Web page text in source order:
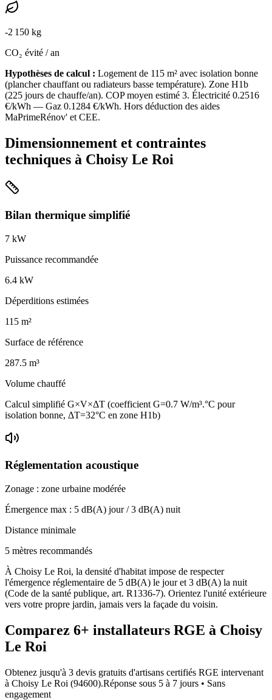
-2 150 kg
CO₂ évité / an
Hypothèses de calcul : Logement de 115 m² avec isolation bonne
(plancher chauffant ou radiateurs basse température). Zone H1b
(225 jours de chauffe/an). COP moyen estimé 3. Électricité 0.2516
€/kWh — Gaz 0.1284 €/kWh. Hors déduction des aides
MaPrimeRénov' et CEE.
Dimensionnement et contraintes
techniques à Choisy Le Roi
Bilan thermique simplifié
7 kW
Puissance recommandée
6.4 kW
Déperditions estimées
115 m²
Surface de référence
287.5 m³
Volume chauffé
Calcul simplifié G×V×ΔT (coefficient G=0.7 W/m³.°C pour
isolation bonne, ΔT=32°C en zone H1b)
Réglementation acoustique
Zonage : zone urbaine modérée
Émergence max : 5 dB(A) jour /3 dB(A) nuit
Distance minimale
5 mètres recommandés
À Choisy Le Roi, la densité d'habitat impose de respecter
l'émergence réglementaire de 5 dB(A) le jour et 3 dB(A) la nuit
(Code de la santé publique, art. R1336-7). Orientez l'unité extérieure
vers votre propre jardin, jamais vers la façade du voisin.
Comparez 6+ installateurs RGE à Choisy
Le Roi
Obtenez jusqu'à 3 devis gratuits d'artisans certifiés RGE intervenant
à Choisy Le Roi (94600).Réponse sous 5 à 7 jours • Sans
engagement